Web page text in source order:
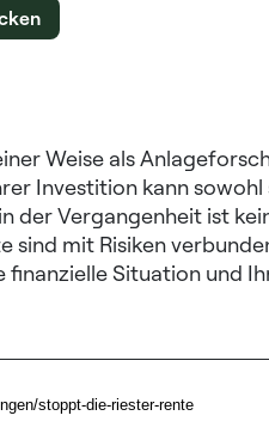
Weise als
Investition kann sowohl
der Vergangenheit ist
mit Risiken
finanzielle Situation und
stoppt-die-riester-rente